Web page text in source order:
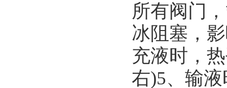
所有阀门
冰阻塞，
充液时，
右)5、输